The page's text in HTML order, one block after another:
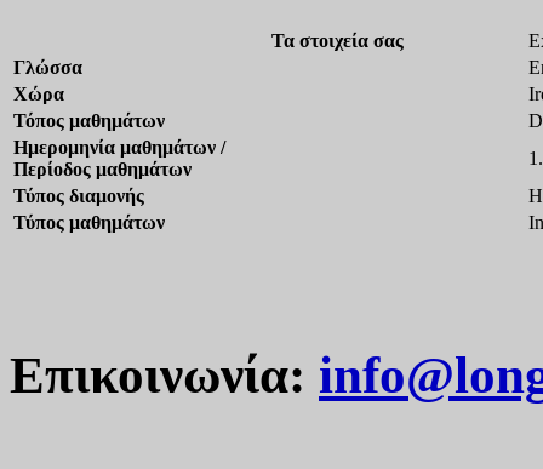
Τα στοιχεία σας
Γλώσσα
Χώρα
Τόπος μαθημάτων
Ημερομηνία μαθημάτων /
Περίοδος μαθημάτων
Τύπος διαμονής
Τύπος μαθημάτων
Επικοινωνία: